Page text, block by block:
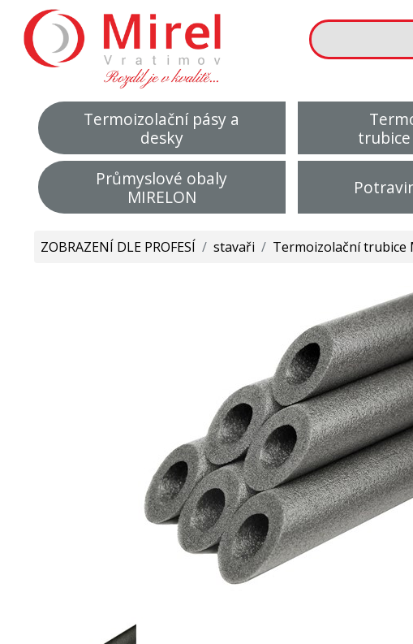
Termoizolační pásy a
desky
Průmyslové obaly
MIRELON
ZOBRAZENÍ DLE PROFESÍ / stavaři / Termoizolační trubice